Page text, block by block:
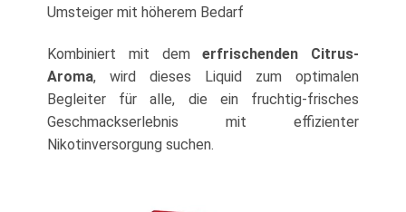
Umsteiger mit höherem Bedarf
Kombiniert mit demerfrischenden Citrus-
Aroma, wird dieses Liquid zum optimalen
Begleiter für alle, die ein fruchtig-frisches
Geschmackserlebnis mit effizienter
Nikotinversorgung suchen.